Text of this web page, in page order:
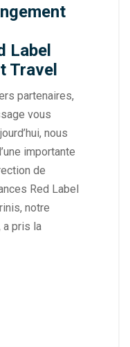
Label
Travel
partenaires,
vous
nous
importante
de
Red Label
notre
a pris la